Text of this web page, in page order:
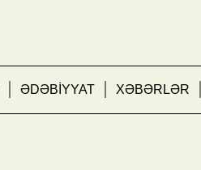
ƏDƏBİYYAT XƏBƏRLƏR